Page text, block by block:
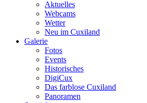
Aktuelles
Webcams
Wetter
Neu im Cuxiland
Galerie
Fotos
Events
Historisches
DigiCux
Das farblose Cuxiland
Panoramen